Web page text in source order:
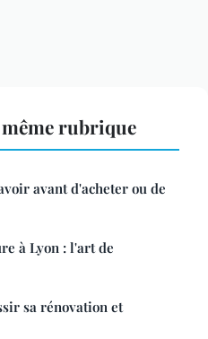
rubrique
avant d'acheter ou de
à Lyon : l'art de
sa rénovation et